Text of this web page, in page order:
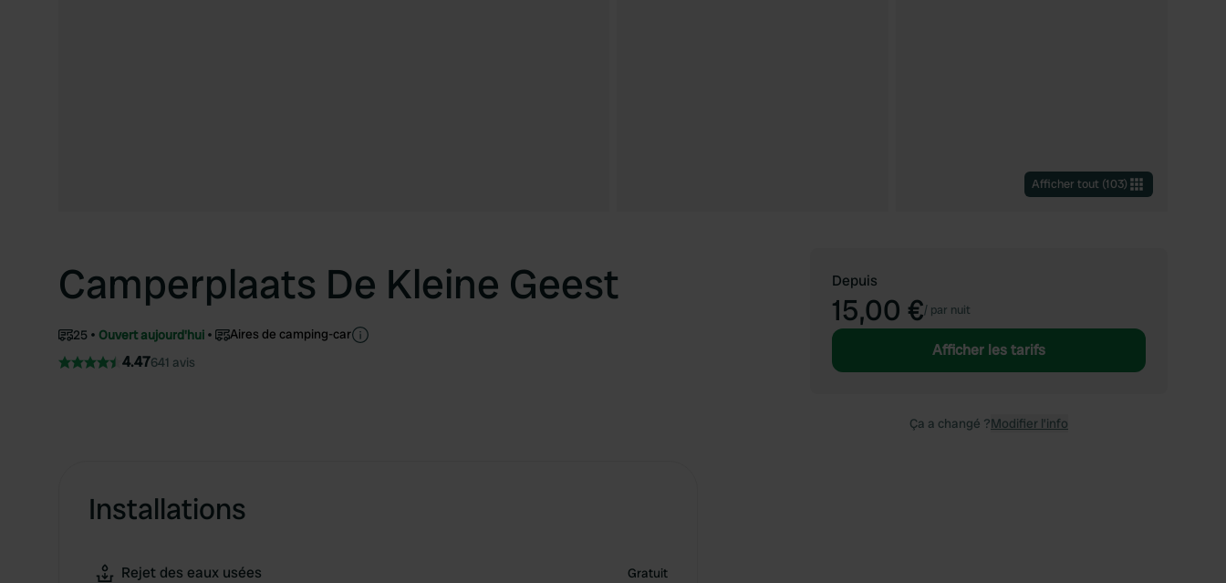
Afficher tout (103)
Camperplaats De Kleine Geest
25 Ouvert aujourd'hui Aires de camping-car
4.47641 avis
Installations
Rejet des eaux usées Gratuit
Depuis
15,00 €/ par nuit
Afficher les tarifs
Ça a changé ?Modifier l’info